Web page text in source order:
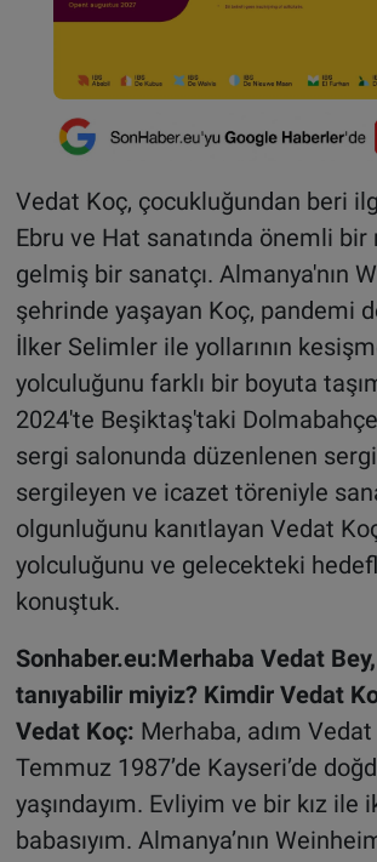
Vedat Koç, çocukluğundan beri
Ebru ve Hat sanatında önemli bir
gelmiş bir sanatçı. Almanya'nın
şehrinde yaşayan Koç, pandemi
İlker Selimler ile yollarının
yolculuğunu farklı bir boyuta
2024'te Beşiktaş'taki
sergi salonunda düzenlenen
sergileyen ve icazet töreniyle
olgunluğunu kanıtlayan Vedat
yolculuğunu ve gelecekteki
konuştuk.
Sonhaber.eu:Merhaba Vedat
tanıyabilir miyiz? Kimdir Vedat
Vedat Koç: Merhaba, adım
Temmuz 1987’de Kayseri’de
yaşındayım. Evliyim ve bir kız ile
babasıyım. Almanya’nın